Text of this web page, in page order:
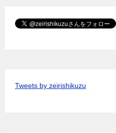
Tweets by zeirishikuzu